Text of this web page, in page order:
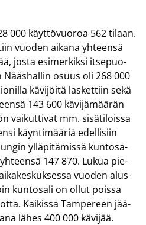
000 käyt­tö­vuo­roa 562 ti­laan.
vuo­den ai­ka­na yh­teen­sä
josta esi­mer­kik­si it­se­puo­
osuus oli 268 000
kä­vi­jöi­tä las­ket­tiin sekä
143 600 kä­vi­jä­mää­rän
vai­kut­ti­vat mm. si­sä­ti­lois­sa
käyn­ti­mää­riä edel­li­siin
yl­lä­pi­tä­mis­sä kun­to­sa­
147 870. Lukua pie­
vuo­den alus­
kun­to­sa­li on ollut pois­sa
Kai­kis­sa Tam­pe­reen jää­
lähes 400 000 kä­vi­jää.